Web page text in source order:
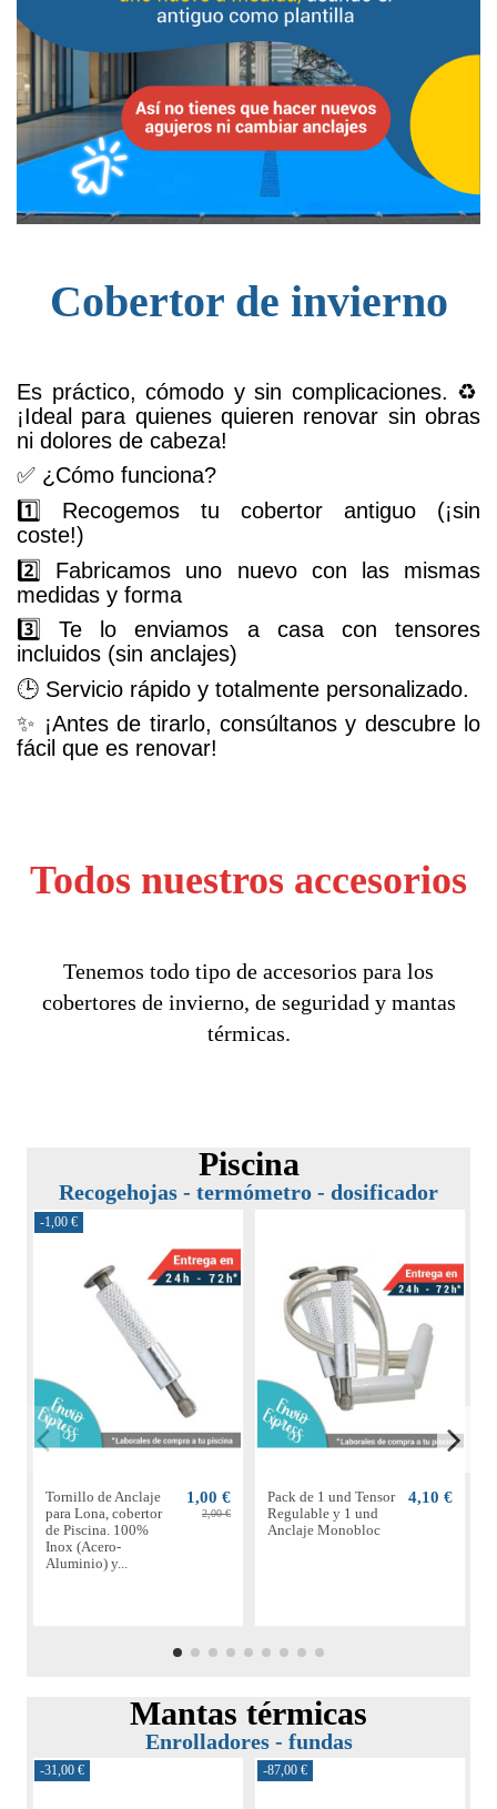
Cobertor de invierno
Es práctico, cómodo y sin complicaciones. ♻️
¡Ideal para quienes quieren renovar sin obras
ni dolores de cabeza!
✅ ¿Cómo funciona?
1️⃣ Recogemos tu cobertor antiguo (¡sin
coste!)
2️⃣ Fabricamos uno nuevo con las mismas
medidas y forma
3️⃣ Te lo enviamos a casa con tensores
incluidos (sin anclajes)
🕒 Servicio rápido y totalmente personalizado.
✨ ¡Antes de tirarlo, consúltanos y descubre lo
fácil que es renovar!
Todos nuestros accesorios
Tenemos todo tipo de accesorios para los
cobertores de invierno, de seguridad y mantas
térmicas.
Piscina
Recogehojas - termómetro - dosificador
-1,00 €
Tornillo de Anclaje
para Lona, cobertor
de Piscina. 100%
Inox (Acero-
Aluminio) y...
1,00 €
2,00 €
Pack de 1 und Tensor
Regulable y 1 und
Anclaje Monobloc
4,10 €
Mantas térmicas
Enrolladores - fundas
-31,00 € -87,00 €